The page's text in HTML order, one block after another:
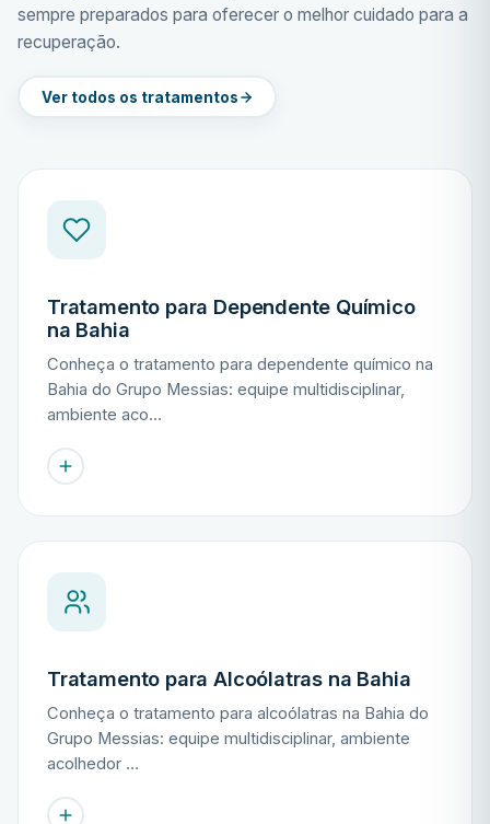
sempre preparados para oferecer o melhor cuidado para a
recuperação.
Ver todos os tratamentos
Tratamento para Dependente Químico
na Bahia
Conheça o tratamento para dependente químico na
Bahia do Grupo Messias: equipe multidisciplinar,
ambiente aco…
Tratamento para Alcoólatras na Bahia
Conheça o tratamento para alcoólatras na Bahia do
Grupo Messias: equipe multidisciplinar, ambiente
acolhedor …